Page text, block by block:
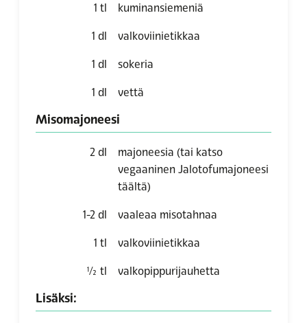
1 tl kuminansiemeniä
1 dl valkoviinietikkaa
1 dl sokeria
1 dl vettä
Misomajoneesi
2 dl
majoneesia (tai katso
vegaaninen Jalotofumajoneesi
täältä)
1-2 dl vaaleaa misotahnaa
1 tl valkoviinietikkaa
½ tl valkopippurijauhetta
Lisäksi: